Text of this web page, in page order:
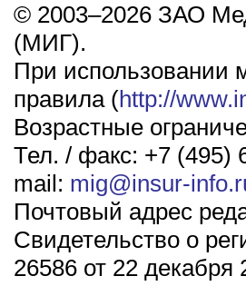
© 2003–2026 ЗАО
(МИГ).
При использовании
правила (http://
Возрастные
Тел. / факс: +7 (495)
mail: mig@insur-
Почтовый адрес
Свидетельство о
26586 от 22 декабря